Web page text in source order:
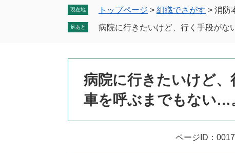
現在地 トップページ > 組織でさがす > 消防
足あと 病院に行きたいけど、行く手段がな
病院に行きたいけど
車を呼ぶまでもない…
ページID：